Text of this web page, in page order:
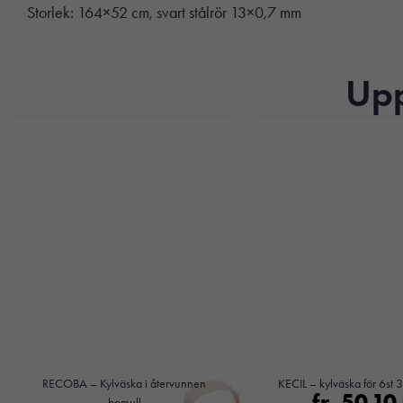
Storlek: 164×52 cm, svart stålrör 13×0,7 mm
RECOBA – Kylväska i återvunnen
KECIL – kylväska för 6st